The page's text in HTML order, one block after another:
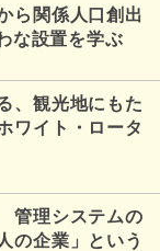
ら関係人口創出
な設置を学ぶ
、観光地にもた
ワイト・ロータ
管理システムの
の企業」という